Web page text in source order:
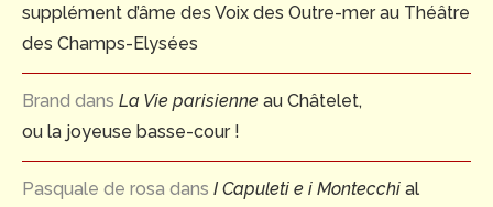
supplément d’âme des Voix des Outre-mer au Théâtre
des Champs-Elysées
Brand dans La Vie parisienne au Châtelet,
ou la joyeuse basse-cour !
Pasquale de rosa dans I Capuleti e i Montecchi al